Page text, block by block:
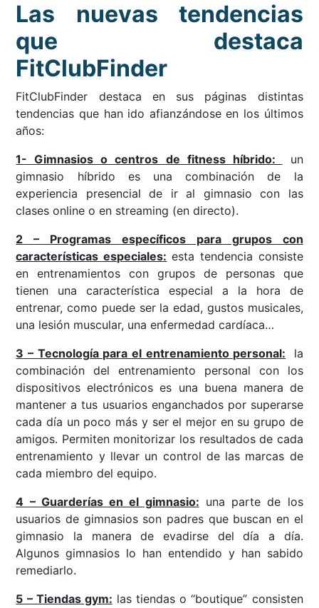
Las nuevas tendencias
que destaca
FitClubFinder
FitClubFinder destaca en sus páginas distintas
tendencias que han ido afianzándose en los últimos
años:
1- Gimnasios o centros de fitness híbrido:
un
gimnasio híbrido es una combinación de la
experiencia presencial de ir al gimnasio con las
clases online o en streaming (en directo).
2 – Programas específicos para grupos con
características especiales: esta tendencia consiste
en entrenamientos con grupos de personas que
tienen una característica especial a la hora de
entrenar, como puede ser la edad, gustos musicales,
una lesión muscular, una enfermedad cardíaca…
3 – Tecnología para el entrenamiento personal:
la
combinación del entrenamiento personal con los
dispositivos electrónicos es una buena manera de
mantener a tus usuarios enganchados por superarse
cada día un poco más y ser el mejor en su grupo de
amigos. Permiten monitorizar los resultados de cada
entrenamiento y llevar un control de las marcas de
cada miembro del equipo.
4 – Guarderías en el gimnasio: una parte de los
usuarios de gimnasios son padres que buscan en el
gimnasio la manera de evadirse del día a día.
Algunos gimnasios lo han entendido y han sabido
remediarlo.
5 – Tiendas gym: las tiendas o “boutique” consisten